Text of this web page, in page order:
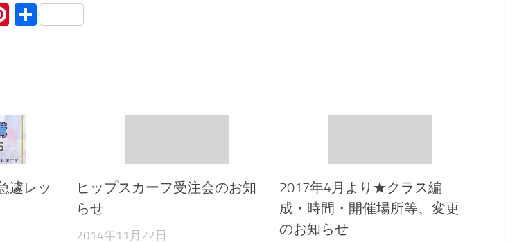
Pinterest
共
遽レッ
ヒップスカーフ受注会のお知
らせ
2014年11月22日
2017年4月より★クラス編
成・時間・開催場所等、変更
のお知らせ